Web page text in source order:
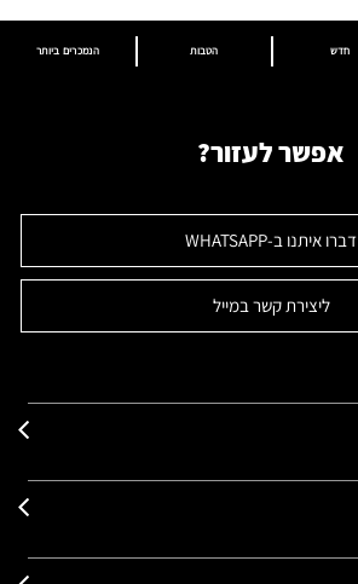
הנמכרים ביותר הטבות חדש
אפשר לעזור?
דברו איתנו ב-WHATSAPP
ליצירת קשר במייל